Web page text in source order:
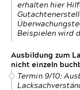
erhalten hier
Beispielen wird
Ausbildung zum
nicht einzeln
Termin 9/10: